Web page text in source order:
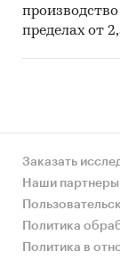
пределах от
Заказать
Наши партнеры
Политика
Политика в